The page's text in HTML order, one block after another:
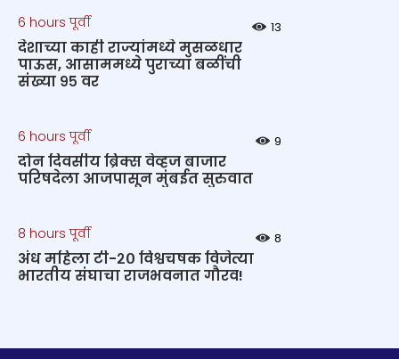
6 hours पूर्वी 13
देशाच्या काही राज्यांमध्ये मुसळधार
पाऊस, आसाममध्ये पुराच्या बळींची
संख्या ९५ वर
6 hours पूर्वी 9
दोन दिवसीय ब्रिक्स वेव्हज बाजार
परिषदेला आजपासून मुंबईत सुरुवात
8 hours पूर्वी 8
अंध महिला टी-२० विश्वचषक विजेत्या
भारतीय संघाचा राजभवनात गौरव!